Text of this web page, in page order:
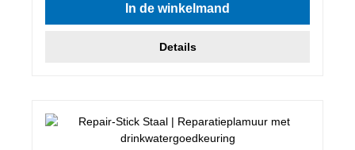
In de winkelmand
Details